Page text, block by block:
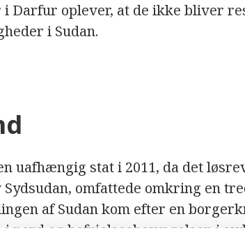
Darfur oplever, at de ikke bliver
i Sudan.
uafhængig stat i 2011, da det
omfattede omkring en
af ​​Sudan kom efter en
i nord og befrielsesbevægelsen i